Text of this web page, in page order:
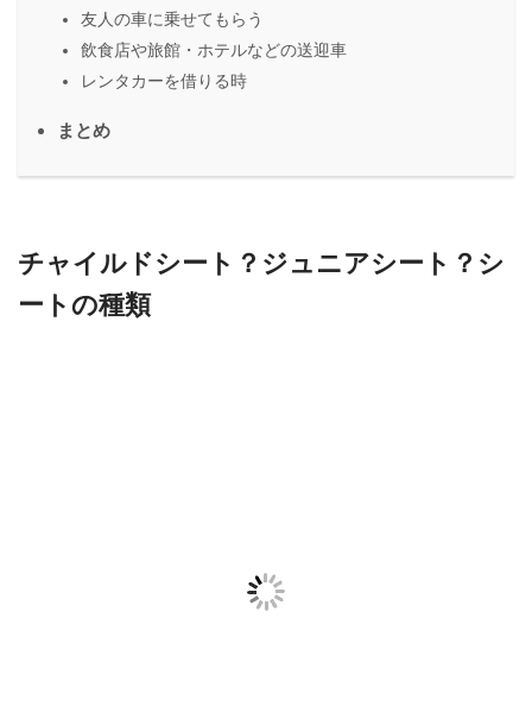
友人の車に乗せてもらう
飲食店や旅館・ホテルなどの送迎車
レンタカーを借りる時
まとめ
チャイルドシート？ジュニアシート？シ
ートの種類